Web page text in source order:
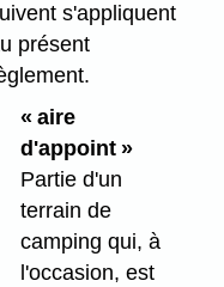
s'appliquent
présent
« aire
d'appoint »
Partie d'un
terrain de
camping qui, à
l'occasion, est